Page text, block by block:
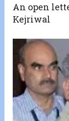
An open
Kejriwal